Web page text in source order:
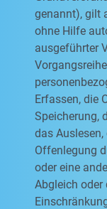
genannt), gilt
ohne Hilfe
ausgeführter
Erfassen, die
Speicherung,
das
Offenlegung
oder eine
Abgleich oder